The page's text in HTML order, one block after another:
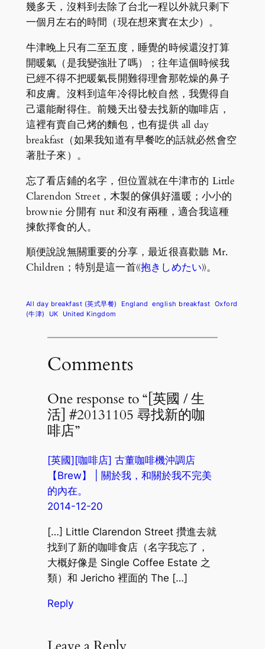
幾多天，沒料到去除了台北一程以外就只剩下
一個月左右的時間（現在想來實在太少）。
牛津晚上只有二至五度，睡覺的時候還沒打算
開暖氣（是我變強壯了嗎）；往年這個時候我
已經不得不把暖氣長開難得理會那乾燥的鼻子
和皮膚。沒料到這年冷得比較自然，我覺得自
己還能耐得住。前幾天出發去找新的咖啡店，
這裡有賣自己烤的麵包，也有提供 all day
breakfast（如果我知道有早餐吃的話就必然會空
著肚子來）。
忘了看店鋪的名字，但位置就在牛津市的 Little
Clarendon Street，木製的傢俱好溫暖；小小的
brownie 分開有 nut 和沒有兩種，適合我這種
揀飲擇食的人。
順便說說無關重要的分享，最近很喜歡聽 Mr.
Children；特別是這一首《抱きしめたい》。
All day breakfast (英式早餐) England english breakfast Oxford
(牛津)
UK United Kingdom
Comments
One response to “[英國 / 生
活] #20131105 尋找新的咖
啡店”
[英國][咖啡店] 古董咖啡機沖調店
【Brew】 | 關於我，和關於我不完美
的內在。
2014-12-20
[…] Little Clarendon Street 攢進去就
找到了新的咖啡食店（名字我忘了，
大概好像是 Single Coffee Estate 之
類）和 Jericho 裡面的 The […]
Reply